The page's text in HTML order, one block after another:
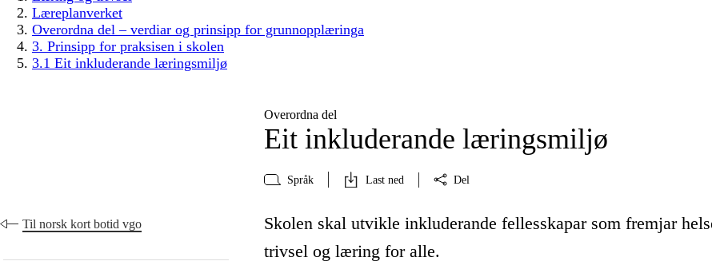
Læreplanverket
Overordna del – verdiar og prinsipp for grunnopplæringa
3. Prinsipp for praksisen i skolen
3.1 Eit inkluderande læringsmiljø
Overordna del
Eit inkluderande læringsmiljø
Språk Last ned Del
Til norsk kort botid vgo
Skolen skal utvikle inkluderande fellesskapar som fremjar
trivsel og læring for alle.